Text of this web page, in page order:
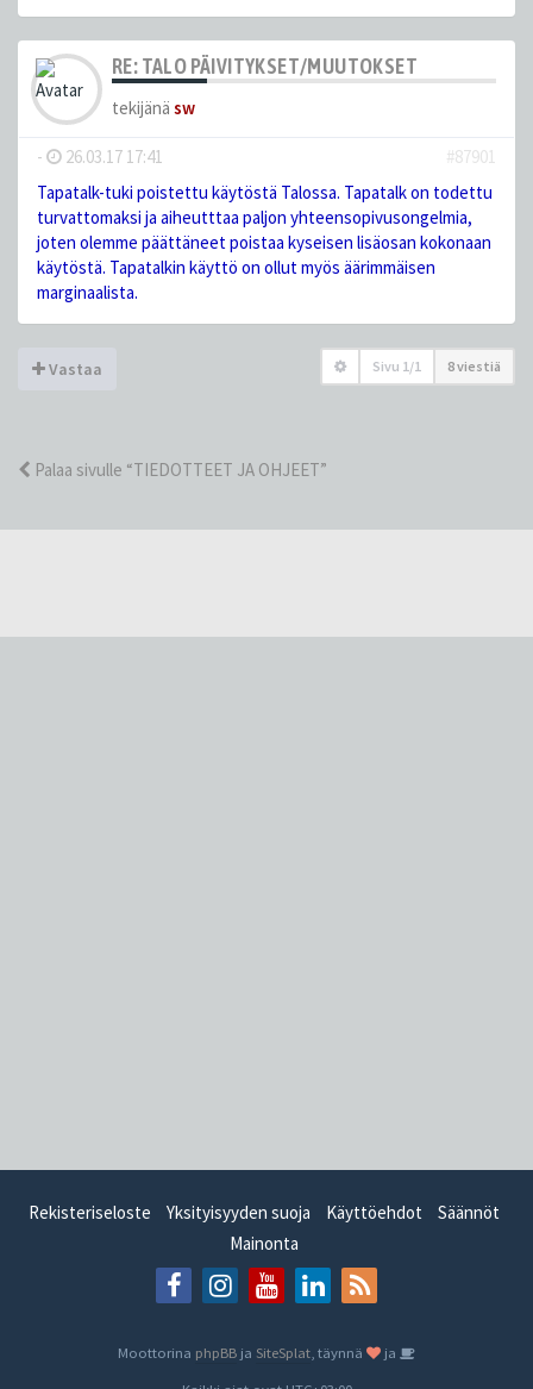
RE: TALO PÄIVITYKSET/MUUTOKSET
tekijänä sw
- 26.03.17 17:41
#87901
Tapatalk-tuki poistettu käytöstä Talossa. Tapatalk on todettu
turvattomaksi ja aiheutttaa paljon yhteensopivusongelmia,
joten olemme päättäneet poistaa kyseisen lisäosan kokonaan
käytöstä. Tapatalkin käyttö on ollut myös äärimmäisen
marginaalista.
Vastaa Sivu 1 /1 8 viestiä
Palaa sivulle “TIEDOTTEET JA OHJEET”
Rekisteriseloste Yksityisyyden suoja Käyttöehdot
Säännöt
Mainonta
Moottorina phpBB ja SiteSplat , täynnä
ja